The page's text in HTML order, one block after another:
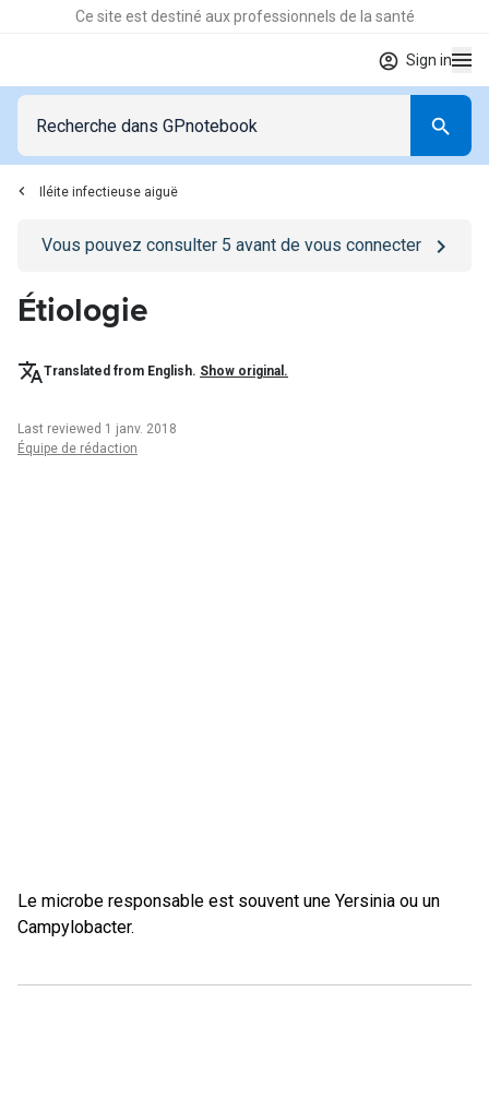
Ce site est destiné aux professionnels de la santé
Sign in
Iléite infectieuse aiguë
Go to/se-connecterpage
Vous pouvez consulter 5 avant de vous connecter
Étiologie
Translated from English. Show original.
Last reviewed 1 janv. 2018
Équipe de rédaction
Le microbe responsable est souvent une Yersinia ou un
Campylobacter.